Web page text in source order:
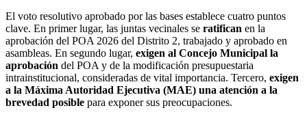
El voto resolutivo aprobado por las bases establece cuatro puntos
clave. En primer lugar, las juntas vecinales se ratifican en la
aprobación del POA 2026 del Distrito 2, trabajado y aprobado en
asambleas. En segundo lugar, exigen al Concejo Municipal la
aprobación del POA y de la modificación presupuestaria
intrainstitucional, consideradas de vital importancia. Tercero, exigen
a la Máxima Autoridad Ejecutiva (MAE) una atención a la
brevedad posible para exponer sus preocupaciones.